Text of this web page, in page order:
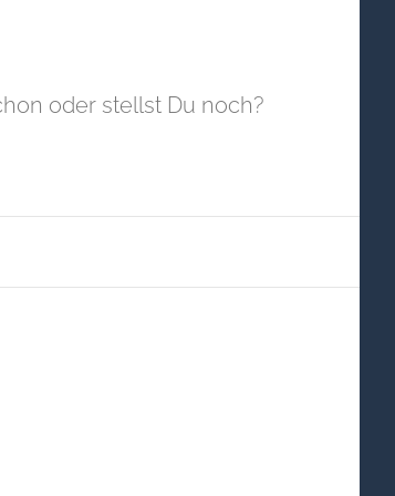
oder stellst Du noch?